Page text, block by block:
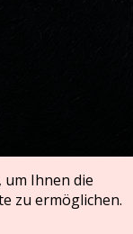
um Ihnen die
zu ermöglichen.